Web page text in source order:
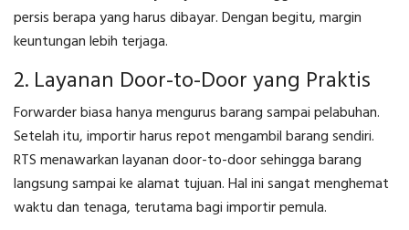
persis berapa yang harus dibayar. Dengan begitu, margin
keuntungan lebih terjaga.
2. Layanan Door-to-Door yang Praktis
Forwarder biasa hanya mengurus barang sampai pelabuhan.
Setelah itu, importir harus repot mengambil barang sendiri.
RTS menawarkan layanan door-to-door sehingga barang
langsung sampai ke alamat tujuan. Hal ini sangat menghemat
waktu dan tenaga, terutama bagi importir pemula.